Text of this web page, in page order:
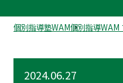
個別指導塾WAM個別指導WAM
2024.06.27